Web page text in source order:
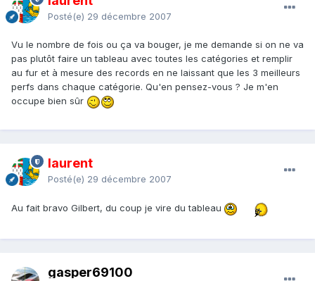
Posté(e) 29 décembre 2007
Vu le nombre de fois ou ça va bouger, je me demande si on ne va
pas plutôt faire un tableau avec toutes les catégories et remplir
au fur et à mesure des records en ne laissant que les 3 meilleurs
perfs dans chaque catégorie. Qu'en pensez-vous ? Je m'en
occupe bien sûr
laurent
Posté(e) 29 décembre 2007
Au fait bravo Gilbert, du coup je vire du tableau
gasper69100